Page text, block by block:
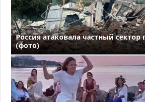
Россия атаковала частный сектор
(фото)